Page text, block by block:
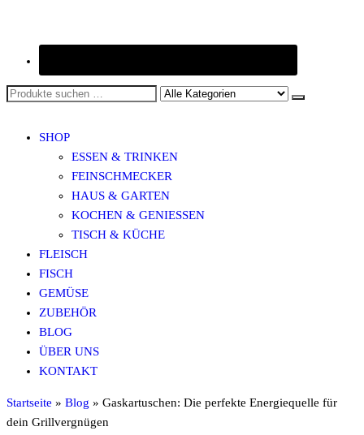
SHOP
ESSEN & TRINKEN
FEINSCHMECKER
HAUS & GARTEN
KOCHEN & GENIESSEN
TISCH & KÜCHE
FLEISCH
FISCH
GEMÜSE
ZUBEHÖR
BLOG
ÜBER UNS
KONTAKT
Startseite » Blog » Gaskartuschen: Die perfekte Energiequelle für
dein Grillvergnügen